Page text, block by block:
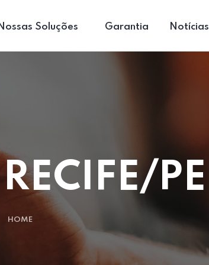
Nossas Soluções Garantia Notícias
PE
HOME